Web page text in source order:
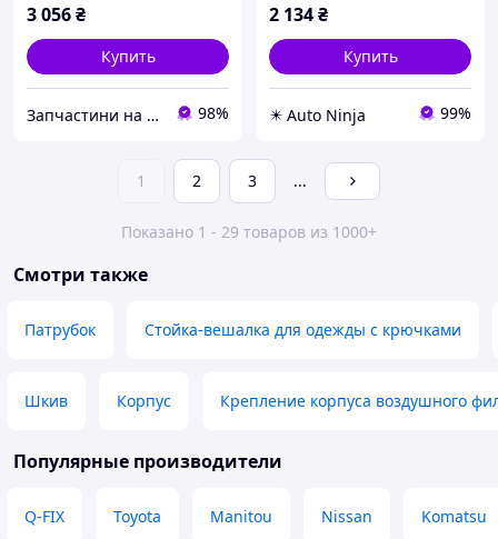
3 056₴
Купить
Запчастини на іномарки 98%
2 134₴
Купить
✴️ Auto Ninja 99%
1 2 3 ...
Показано 1 - 29 товаров из 1000+
Смотри также
Патрубок Стойка-вешалка для одежды с крючками
Шкив Корпус Крепление корпуса воздушного
Популярные производители
Q-FIX Toyota Manitou Nissan Komatsu